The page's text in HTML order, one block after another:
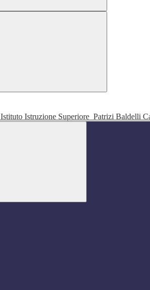
Istituto Istruzione Superiore Patrizi Baldelli